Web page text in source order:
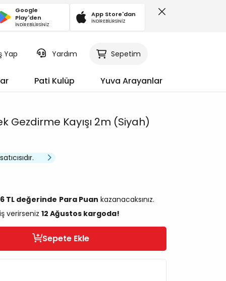
Google
Play'den
İNDİREBİLİRSİNİZ
App Store'dan
İNDİREBİLİRSİNİZ
Yap Yardım Sepetim
Pati Kulüp Yuva Arayanlar
Gezdirme Kayışı 2m (Siyah)
TL değerinde Para Puan kazanacaksınız.
verirseniz 12 Ağustos kargoda!
Sepete Ekle